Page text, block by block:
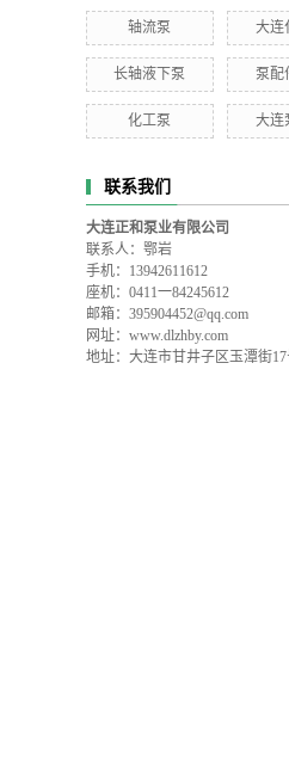
轴流泵 大连
长轴液下泵 泵配
化工泵 大连
联系我们
大连正和泵业有限公司
联系人：鄂岩
手机：13942611612
座机：0411一84245612
邮箱：395904452@qq.com
网址：www.dlzhby.com
地址：大连市甘井子区玉潭街17